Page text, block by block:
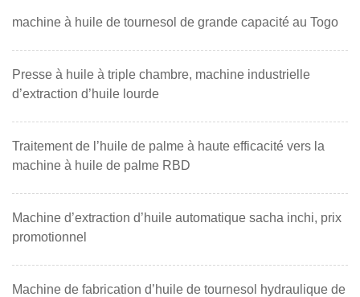
machine à huile de tournesol de grande capacité au Togo
Presse à huile à triple chambre, machine industrielle
d’extraction d’huile lourde
Traitement de l’huile de palme à haute efficacité vers la
machine à huile de palme RBD
Machine d’extraction d’huile automatique sacha inchi, prix
promotionnel
Machine de fabrication d’huile de tournesol hydraulique de